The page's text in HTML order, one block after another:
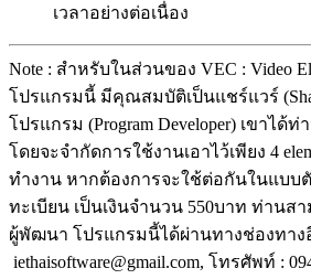
เวลาอย่างต่อเนื่อง
Note : สำหรับในส่วนของ VEC : Video
โปรแกรมนี้ มีคุณสมบัติเป็นแชร์แวร์
โปรแกรม (Program Developer) เขาไ
โดยจะจำกัดการใช้งานเอาไว้เพียง 4
ทำงาน หากต้องการจะใช้ต่อกันในแบบตั
ทะเบียน เป็นเงินจำนวน 550บาท ท่านส
ผู้พัฒนา โปรแกรมนี้ได้ผ่านทางช่องทางอี
iethaisoftware@gmail.com, โทรศัพท์ :